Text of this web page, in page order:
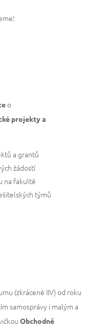
o
projekty a
a grantů
žádostí
na fakultě
týmů
(zkráceně IIV) od roku
samosprávy i malým a
Obchodně